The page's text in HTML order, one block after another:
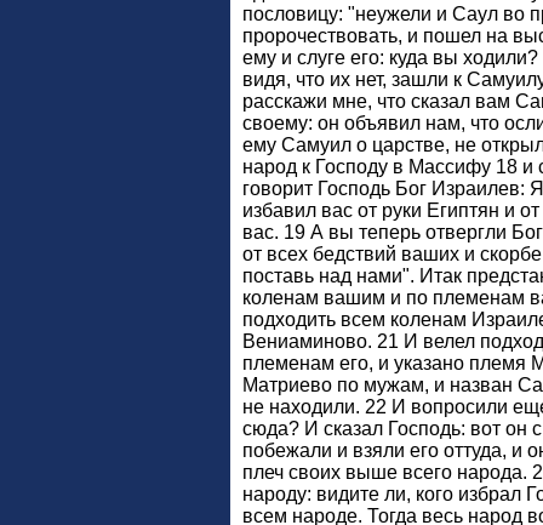
пословицу: "неужели и Саул во
пророчествовать, и пошел на
ему и слуге его: куда вы
видя, что их нет, зашли к
расскажи мне, что сказал вам
своему: он объявил нам, что
ему Самуил о царстве, не
народ к Господу в Массифу 18
говорит Господь Бог Израилев:
избавил вас от руки Египтян и
вас. 19 А вы теперь отвергли
от всех бедствий ваших и
поставь над нами". Итак
коленам вашим и по племенам
подходить всем коленам
Вениаминово. 21 И велел
племенам его, и указано племя
Матриево по мужам, и назван
не находили. 22 И вопросили
сюда? И сказал Господь: вот он
побежали и взяли его оттуда, и
плеч своих выше всего народа.
народу: видите ли, кого избрал
всем народе. Тогда весь народ